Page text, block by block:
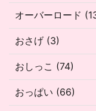
オーバーロード
おさげ (3)
おしっこ (74)
おっぱい (66)